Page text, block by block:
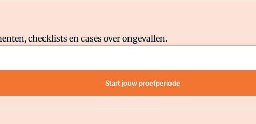
waar VMN media voor staat. Op gebruik van deze site zijn de
checklists en cases over ongevallen.
Start jouw proefperiode